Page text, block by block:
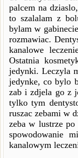
palcem na
to szalalam z
bylam w
rozmawiac.
kanalowe
Ostatnia
jedynki. Leczyla
jedynke, co bylo
zab i zdjela go z
tylko tym
ruszac zebami w
zeba w lustrze
spowodowanie
kanalowym